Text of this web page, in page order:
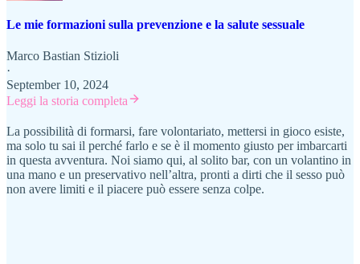
Le mie formazioni sulla prevenzione e la salute sessuale
Marco Bastian Stizioli
·
September 10, 2024
Leggi la storia completa
La possibilità di formarsi, fare volontariato, mettersi in gioco esiste,
ma solo tu sai il perché farlo e se è il momento giusto per imbarcarti
in questa avventura. Noi siamo qui, al solito bar, con un volantino in
una mano e un preservativo nell’altra, pronti a dirti che il sesso può
non avere limiti e il piacere può essere senza colpe.